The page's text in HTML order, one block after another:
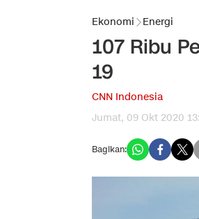
Ekonomi Energi
107 Ribu
19
CNN Indonesia
Jumat, 09 Okt 2020
Bagikan: